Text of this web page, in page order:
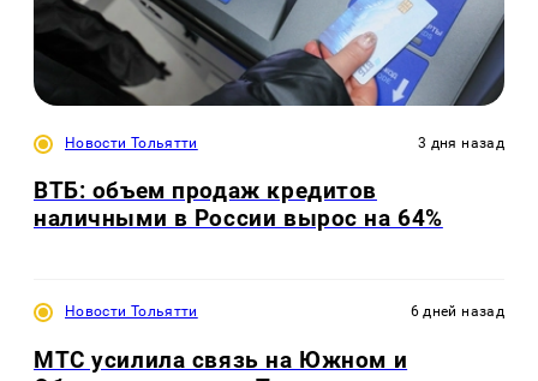
Новости Тольятти 3 дня назад
ВТБ: объем продаж кредитов
наличными в России вырос на 64%
Новости Тольятти 6 дней назад
МТС усилила связь на Южном и